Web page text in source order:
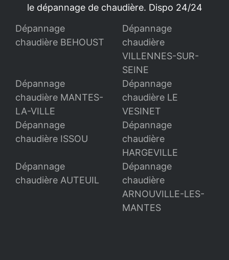
le dépannage de chaudière. Dispo 24/24
Dépannage
chaudière BEHOUST
Dépannage
chaudière
VILLENNES-SUR-
SEINE
Dépannage
chaudière MANTES-
LA-VILLE
Dépannage
chaudière LE
VESINET
Dépannage
chaudière ISSOU
Dépannage
chaudière
HARGEVILLE
Dépannage
chaudière AUTEUIL
Dépannage
chaudière
ARNOUVILLE-LES-
MANTES